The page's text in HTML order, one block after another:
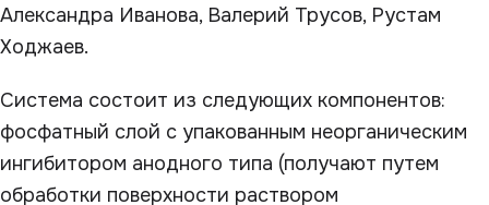
Александра Иванова, Валерий Трусов, Рустам
Ходжаев.
Система состоит из следующих компонентов:
фосфатный слой с упакованным неорганическим
ингибитором анодного типа (получают путем
обработки поверхности раствором